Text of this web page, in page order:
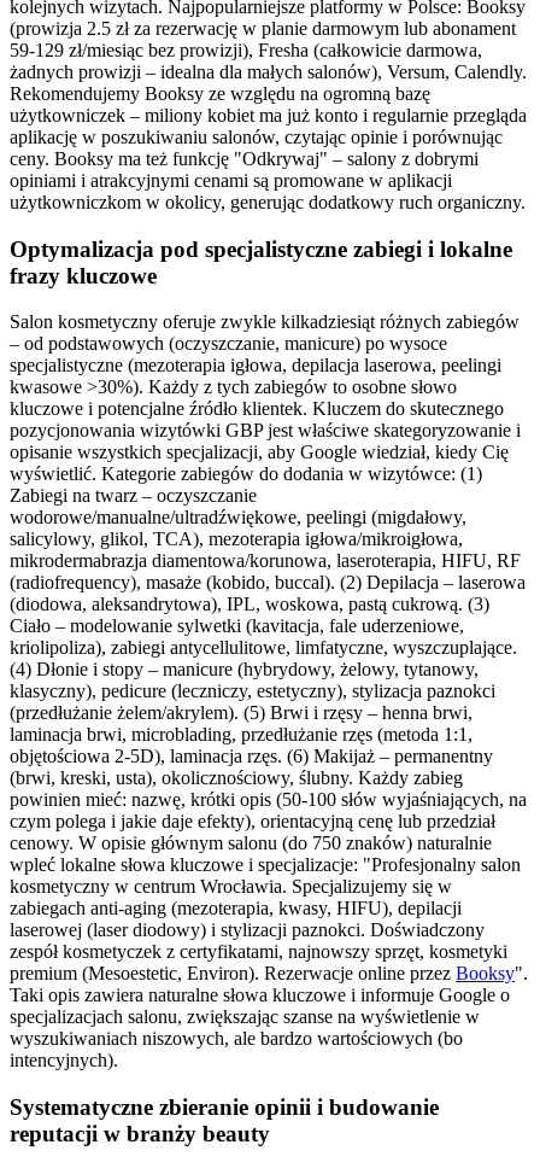
kolejnych wizytach. Najpopularniejsze platformy w Polsce: Booksy
(prowizja 2.5 zł za rezerwację w planie darmowym lub abonament
59-129 zł/miesiąc bez prowizji), Fresha (całkowicie darmowa,
żadnych prowizji – idealna dla małych salonów), Versum, Calendly.
Rekomendujemy Booksy ze względu na ogromną bazę
użytkowniczek – miliony kobiet ma już konto i regularnie przegląda
aplikację w poszukiwaniu salonów, czytając opinie i porównując
ceny. Booksy ma też funkcję "Odkrywaj" – salony z dobrymi
opiniami i atrakcyjnymi cenami są promowane w aplikacji
użytkowniczkom w okolicy, generując dodatkowy ruch organiczny.
Optymalizacja pod specjalistyczne zabiegi i lokalne
frazy kluczowe
Salon kosmetyczny oferuje zwykle kilkadziesiąt różnych zabiegów
– od podstawowych (oczyszczanie, manicure) po wysoce
specjalistyczne (mezoterapia igłowa, depilacja laserowa, peelingi
kwasowe >30%). Każdy z tych zabiegów to osobne słowo
kluczowe i potencjalne źródło klientek. Kluczem do skutecznego
pozycjonowania wizytówki GBP jest właściwe skategoryzowanie i
opisanie wszystkich specjalizacji, aby Google wiedział, kiedy Cię
wyświetlić. Kategorie zabiegów do dodania w wizytówce: (1)
Zabiegi na twarz – oczyszczanie
wodorowe/manualne/ultradźwiękowe, peelingi (migdałowy,
salicylowy, glikol, TCA), mezoterapia igłowa/mikroigłowa,
mikrodermabrazja diamentowa/korunowa, laseroterapia, HIFU, RF
(radiofrequency), masaże (kobido, buccal). (2) Depilacja – laserowa
(diodowa, aleksandrytowa), IPL, woskowa, pastą cukrową. (3)
Ciało – modelowanie sylwetki (kavitacja, fale uderzeniowe,
kriolipoliza), zabiegi antycellulitowe, limfatyczne, wyszczuplające.
(4) Dłonie i stopy – manicure (hybrydowy, żelowy, tytanowy,
klasyczny), pedicure (leczniczy, estetyczny), stylizacja paznokci
(przedłużanie żelem/akrylem). (5) Brwi i rzęsy – henna brwi,
laminacja brwi, microblading, przedłużanie rzęs (metoda 1:1,
objętościowa 2-5D), laminacja rzęs. (6) Makijaż – permanentny
(brwi, kreski, usta), okolicznościowy, ślubny. Każdy zabieg
powinien mieć: nazwę, krótki opis (50-100 słów wyjaśniających, na
czym polega i jakie daje efekty), orientacyjną cenę lub przedział
cenowy. W opisie głównym salonu (do 750 znaków) naturalnie
wpleć lokalne słowa kluczowe i specjalizacje: "Profesjonalny salon
kosmetyczny w centrum Wrocławia. Specjalizujemy się w
zabiegach anti-aging (mezoterapia, kwasy, HIFU), depilacji
laserowej (laser diodowy) i stylizacji paznokci. Doświadczony
zespół kosmetyczek z certyfikatami, najnowszy sprzęt, kosmetyki
premium (Mesoestetic, Environ). Rezerwacje online przez Booksy".
Taki opis zawiera naturalne słowa kluczowe i informuje Google o
specjalizacjach salonu, zwiększając szanse na wyświetlenie w
wyszukiwaniach niszowych, ale bardzo wartościowych (bo
intencyjnych).
Systematyczne zbieranie opinii i budowanie
reputacji w branży beauty